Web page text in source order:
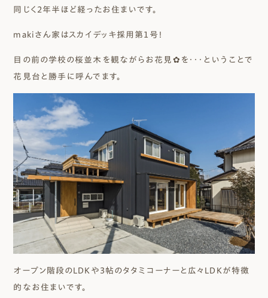
同じく２年半ほど経ったお住まいです。
makiさん家はスカイデッキ採用第１号！
目の前の学校の桜並木を観ながらお花見✿を・・・ということで
花見台と勝手に呼んでます。
オープン階段のLDKや３帖のタタミコーナーと広々LDKが特徴
的なお住まいです。